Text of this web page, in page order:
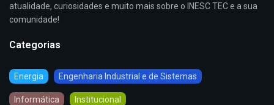
atualidade, curiosidades e muito mais sobre o INESC TEC e a sua
comunidade!
Categorias
Energia Engenharia Industrial e de Sistemas
Informática Institucional